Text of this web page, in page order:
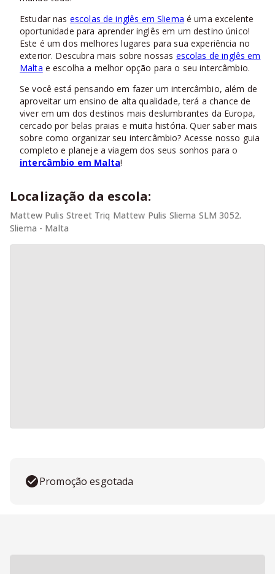
Estudar nas escolas de inglês em Sliema é uma excelente
oportunidade para aprender inglês em um destino único!
Este é um dos melhores lugares para sua experiência no
exterior. Descubra mais sobre nossas escolas de inglês em
Malta e escolha a melhor opção para o seu intercâmbio.
Se você está pensando em fazer um intercâmbio, além de
aproveitar um ensino de alta qualidade, terá a chance de
viver em um dos destinos mais deslumbrantes da Europa,
cercado por belas praias e muita história. Quer saber mais
sobre como organizar seu intercâmbio? Acesse nosso guia
completo e planeje a viagem dos seus sonhos para o
intercâmbio em Malta!
Localização da escola:
Mattew Pulis Street Triq Mattew Pulis Sliema SLM 3052.
Sliema - Malta
Promoção esgotada